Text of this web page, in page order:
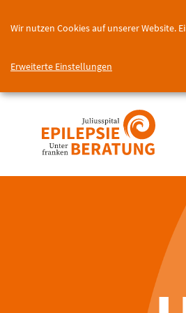
Wir nutzen Cookies auf unserer Website.
Erweiterte Einstellungen